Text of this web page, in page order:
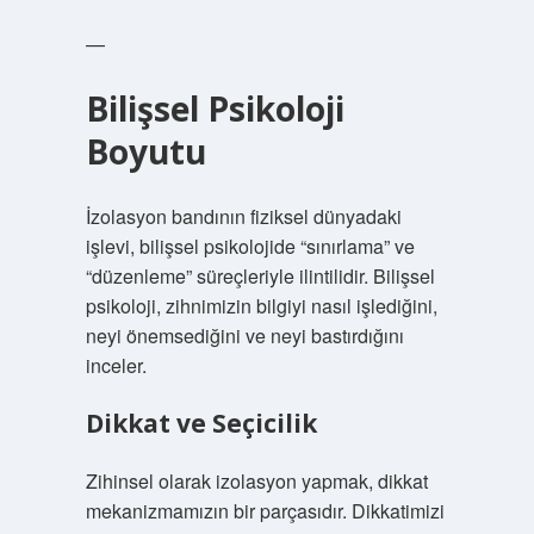
—
Bilişsel Psikoloji
Boyutu
İzolasyon bandının fiziksel dünyadaki
işlevi, bilişsel psikolojide “sınırlama” ve
“düzenleme” süreçleriyle ilintilidir. Bilişsel
psikoloji, zihnimizin bilgiyi nasıl işlediğini,
neyi önemsediğini ve neyi bastırdığını
inceler.
Dikkat ve Seçicilik
Zihinsel olarak izolasyon yapmak, dikkat
mekanizmamızın bir parçasıdır. Dikkatimizi